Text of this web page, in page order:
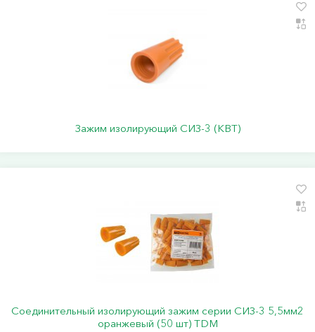
Зажим изолирующий СИЗ-3 (КВТ)
Соединительный изолирующий зажим серии СИЗ-3 5,5мм2
оранжевый (50 шт) TDM